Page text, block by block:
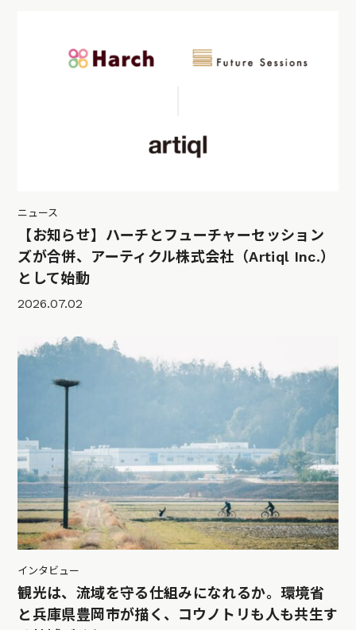
ニュース
【お知らせ】ハーチとフューチャーセッション
ズが合併、アーティクル株式会社（Artiql Inc.）
として始動
2026.07.02
インタビュー
観光は、流域を守る仕組みになれるか。環境省
と兵庫県豊岡市が描く、コウノトリも人も共生す